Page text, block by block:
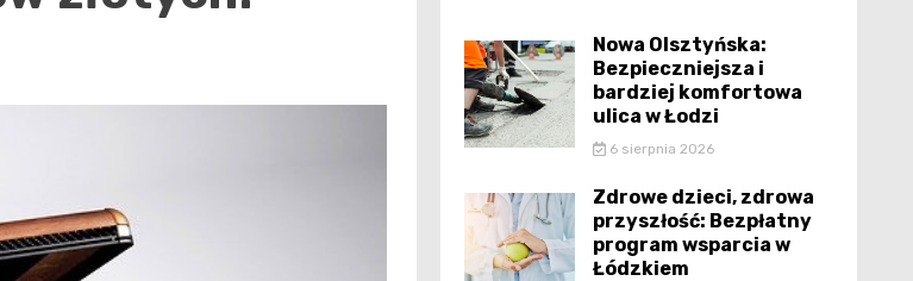
Nowa Olsztyńska:
Bezpieczniejsza i
bardziej komfortowa
ulica w Łodzi
6 sierpnia 2026
Zdrowe dzieci, zdrowa
przyszłość: Bezpłatny
program wsparcia w
Łódzkiem